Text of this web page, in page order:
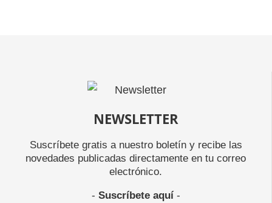
NEWSLETTER
Suscríbete gratis a nuestro boletín y recibe las
novedades publicadas directamente en tu correo
electrónico.
- Suscríbete aquí-